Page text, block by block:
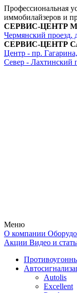
Профессиональная
иммобилайзеров и
СЕРВИС-ЦЕНТР
Чермянский проезд,
СЕРВИС-ЦЕНТР
Центр - пр.
Север - Лахтинский
Меню
О компании
Акции Видео и
Autolis
Excellent